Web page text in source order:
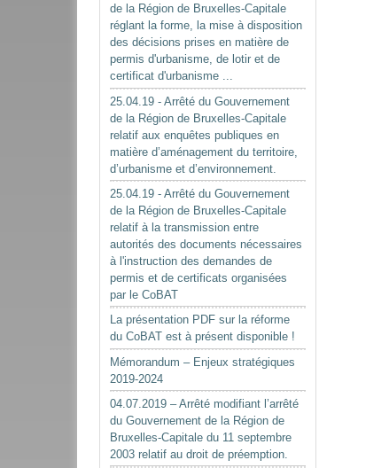
de la Région de Bruxelles-Capitale
réglant la forme, la mise à disposition
des décisions prises en matière de
permis d'urbanisme, de lotir et de
certificat d'urbanisme ...
25.04.19 - Arrêté du Gouvernement
de la Région de Bruxelles-Capitale
relatif aux enquêtes publiques en
matière d’aménagement du territoire,
d’urbanisme et d’environnement.
25.04.19 - Arrêté du Gouvernement
de la Région de Bruxelles-Capitale
relatif à la transmission entre
autorités des documents nécessaires
à l'instruction des demandes de
permis et de certificats organisées
par le CoBAT
La présentation PDF sur la réforme
du CoBAT est à présent disponible !
Mémorandum – Enjeux stratégiques
2019-2024
04.07.2019 – Arrêté modifiant l’arrêté
du Gouvernement de la Région de
Bruxelles-Capitale du 11 septembre
2003 relatif au droit de préemption.